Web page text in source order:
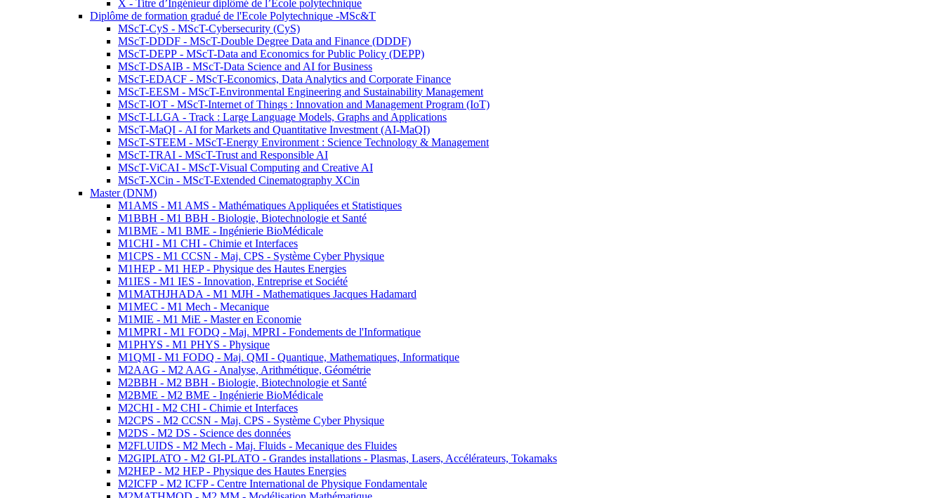
X - Titre d’Ingénieur diplômé de l’École polytechnique
Diplôme de formation gradué de l'Ecole Polytechnique -MSc&T
MScT-CyS - MScT-Cybersecurity (CyS)
MScT-DDDF - MScT-Double Degree Data and Finance (DDDF)
MScT-DEPP - MScT-Data and Economics for Public Policy (DEPP)
MScT-DSAIB - MScT-Data Science and AI for Business
MScT-EDACF - MScT-Economics, Data Analytics and Corporate Finance
MScT-EESM - MScT-Environmental Engineering and Sustainability Management
MScT-IOT - MScT-Internet of Things : Innovation and Management Program (IoT)
MScT-LLGA - Track : Large Language Models, Graphs and Applications
MScT-MaQI - AI for Markets and Quantitative Investment (AI-MaQI)
MScT-STEEM - MScT-Energy Environment : Science Technology & Management
MScT-TRAI - MScT-Trust and Responsible AI
MScT-ViCAI - MScT-Visual Computing and Creative AI
MScT-XCin - MScT-Extended Cinematography XCin
Master (DNM)
M1AMS - M1 AMS - Mathématiques Appliquées et Statistiques
M1BBH - M1 BBH - Biologie, Biotechnologie et Santé
M1BME - M1 BME - Ingénierie BioMédicale
M1CHI - M1 CHI - Chimie et Interfaces
M1CPS - M1 CCSN - Maj. CPS - Système Cyber Physique
M1HEP - M1 HEP - Physique des Hautes Energies
M1IES - M1 IES - Innovation, Entreprise et Société
M1MATHJHADA - M1 MJH - Mathematiques Jacques Hadamard
M1MEC - M1 Mech - Mecanique
M1MIE - M1 MiE - Master en Economie
M1MPRI - M1 FODQ - Maj. MPRI - Fondements de l'Informatique
M1PHYS - M1 PHYS - Physique
M1QMI - M1 FODQ - Maj. QMI - Quantique, Mathematiques, Informatique
M2AAG - M2 AAG - Analyse, Arithmétique, Géométrie
M2BBH - M2 BBH - Biologie, Biotechnologie et Santé
M2BME - M2 BME - Ingénierie BioMédicale
M2CHI - M2 CHI - Chimie et Interfaces
M2CPS - M2 CCSN - Maj. CPS - Système Cyber Physique
M2DS - M2 DS - Science des données
M2FLUIDS - M2 Mech - Maj. Fluids - Mecanique des Fluides
M2GIPLATO - M2 GI-PLATO - Grandes installations - Plasmas, Lasers, Accélérateurs, Tokamaks
M2HEP - M2 HEP - Physique des Hautes Energies
M2ICFP - M2 ICFP - Centre International de Physique Fondamentale